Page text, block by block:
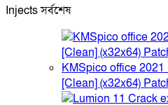
Injects সর্বশেষ
KMSpico office
[Clean] (x32x64)